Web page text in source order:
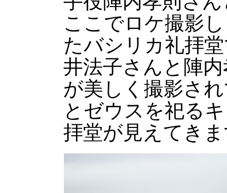
ここでロケ撮影
たバシリカ礼拝
井法子さんと陣
が美しく撮影さ
とゼウスを祀る
拝堂が見えてき